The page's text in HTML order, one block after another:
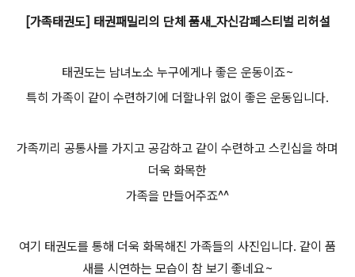
[가족태권도] 태권패밀리의 단체 품새_자신감페스티벌 리허설
태권도는 남녀노소 누구에게나 좋은 운동이죠~
특히 가족이 같이 수련하기에 더할나위 없이 좋은 운동입니다.
가족끼리 공통사를 가지고 공감하고 같이 수련하고 스킨십을 하며
더욱 화목한
가족을 만들어주죠^^
여기 태권도를 통해 더욱 화목해진 가족들의 사진입니다. 같이 품
새를 시연하는 모습이 참 보기 좋네요~